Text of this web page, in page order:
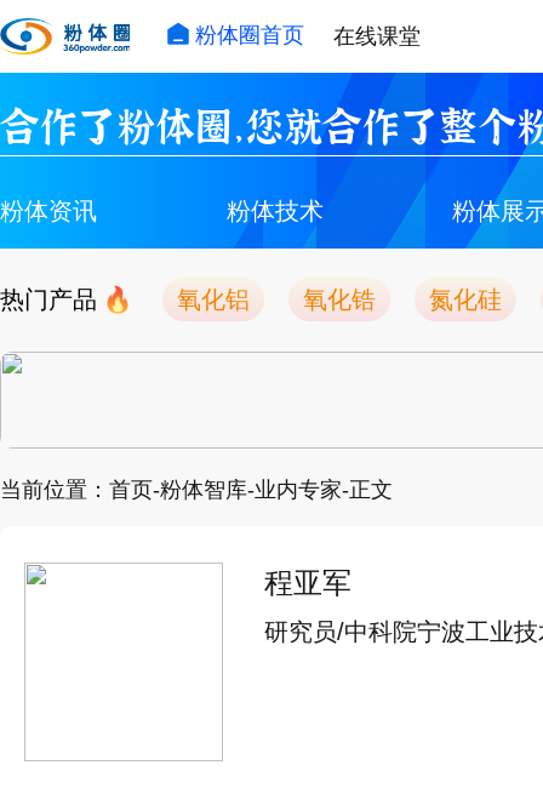
粉体圈首页 在线课堂
合作了粉体圈，您就合作了整个
粉体资讯 粉体技术 粉体展
热门产品 氧化铝 氧化锆 氮化硅
当前位置：首页-粉体智库-业内专家-正文
程亚军
研究员/中科院宁波工业